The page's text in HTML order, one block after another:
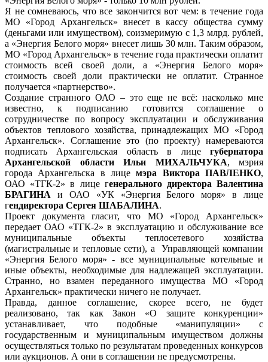
Я не сомневаюсь, что все закончится вот чем: в течение года
МО «Город Архангельск» внесет в кассу общества сумму
(деньгами или имуществом), соизмеримую с 1,3 млрд. рублей,
а «Энергия Белого моря» внесет лишь 30 млн. Таким образом,
МО «Город Архангельск» в течение года практически оплатит
стоимость всей своей доли, а «Энергия Белого моря»
стоимость своей доли практически не оплатит. Странное
получается «партнерство».
Создание странного ОАО – это еще не всё: насколько мне
известно, к подписанию готовится соглашение о
сотрудничестве по вопросу эксплуатации и обслуживания
объектов теплового хозяйства, принадлежащих МО «Город
Архангельск». Соглашение это (по проекту) намереваются
подписать Архангельская область в лицегубернатора
Архангельской области Ильи МИХАЛЬЧУКА, мэрия
города Архангельска в лице мэра Виктора ПАВЛЕНКО,
ОАО «ТГК-2» в лице генерального директора Валентина
БРАГИНА и ОАО «УК «Энергия Белого моря» в лице
гендиректора Сергея ШАБАЛИНА.
Проект документа гласит, что МО «Город Архангельск»
передает ОАО «ТГК-2» в эксплуатацию и обслуживание все
муниципальные объекты теплосетевого хозяйства
(магистральные и тепловые сети), а Управляющей компании
«Энергия Белого моря» - все муниципальные котельные и
иные объекты, необходимые для надлежащей эксплуатации.
Странно, но взамен переданного имущества МО «Город
Архангельск» практически ничего не получает.
Правда, данное соглашение, скорее всего, не будет
реализовано, так как Закон «О защите конкуренции»
устанавливает, что подобные «манипуляции» с
государственным и муниципальным имуществом должны
осуществляться только по результатам проведенных конкурсов
или аукционов. А они в соглашении не предусмотрены.